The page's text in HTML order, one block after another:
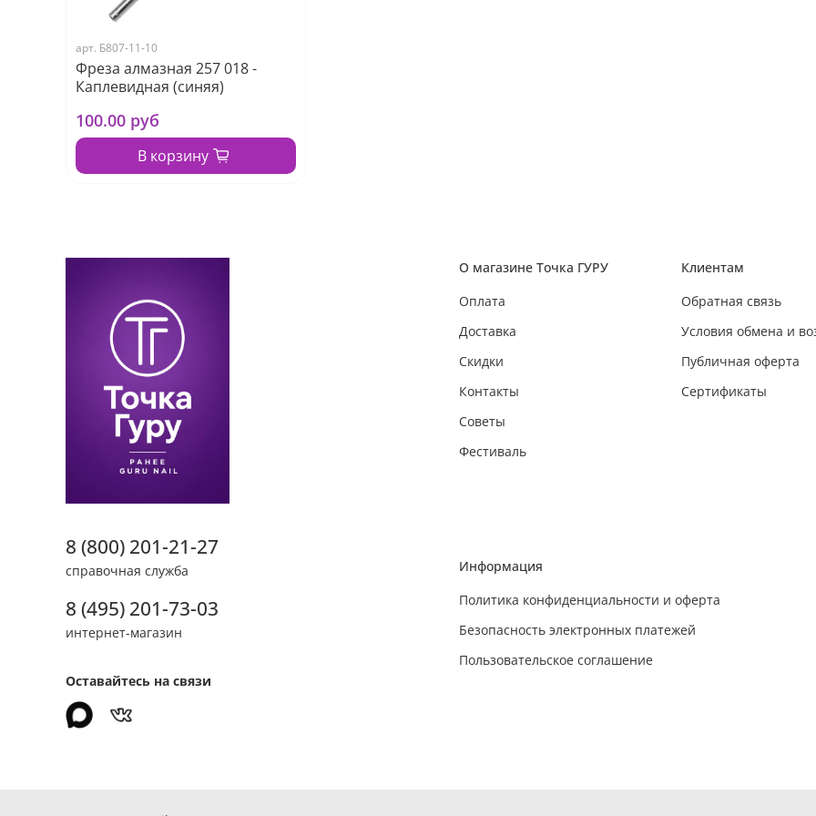
арт. Б807-11-10
Фреза алмазная 257 018 -
Каплевидная (синяя)
100.00 руб
В корзину
О магазине Точка ГУРУ
Оплата
Доставка
Скидки
Контакты
Советы
Фестиваль
Клиентам
Обратная связь
Условия обмена и
Публичная оферта
Сертификаты
Информация
Политика конфиденциальности и оферта
Безопасность электронных платежей
Пользовательское соглашение
8 (800) 201-21-27
справочная служба
8 (495) 201-73-03
интернет-магазин
Оставайтесь на связи